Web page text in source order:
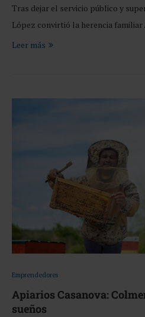
Tras dejar el servicio público y
López convirtió la herencia
Leer más
Emprendedores
Apiarios Casanova:
sueños